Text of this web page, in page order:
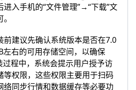
入手机的“文件管理”→“下载”文
前建议先确认系统版本是否在7.0
左右的可用存储空间，以确保
程中，系统会提示用户授予访
等权限，这些权限主要用于扫码
络同步行情和数据缓存等必要功